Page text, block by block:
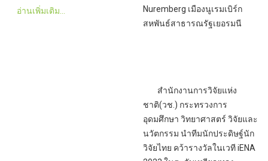
อ่านเพิ่มเติม...
Nuremberg เมืองนูเรมเบิร์ก
สหพันธ์สาธารณรัฐเยอรมนี
สำนักงานการวิจัยแห่ง
ชาติ(วช.) กระทรวงการ
อุดมศึกษา วิทยาศาสตร์ วิจัยและ
นวัตกรรม นำทีมนักประดิษฐ์นัก
วิจัยไทย คว้ารางวัลในเวที iENA